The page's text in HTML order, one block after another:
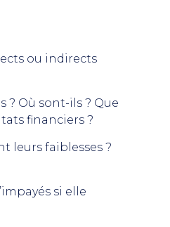
ou indirects
? Où sont-ils ? Que
financiers ?
leurs faiblesses ?
si elle